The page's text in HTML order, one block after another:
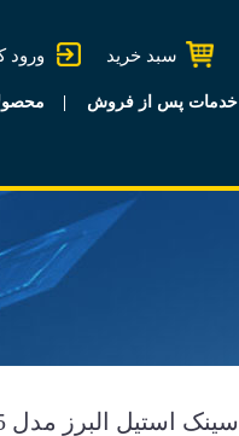
ورود سبد خرید
خدمات پس از فروش
سینک استیل البرز مدل 765 توکار راست